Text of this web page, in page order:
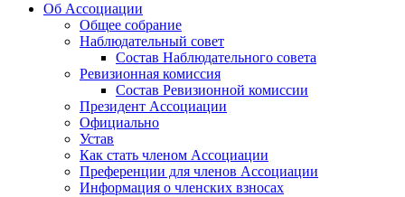
Об Ассоциации
Общее собрание
Наблюдательный совет
Состав Наблюдательного совета
Ревизионная комиссия
Состав Ревизионной комиссии
Президент Ассоциации
Официально
Устав
Как стать членом Ассоциации
Преференции для членов Ассоциации
Информация о членских взносах